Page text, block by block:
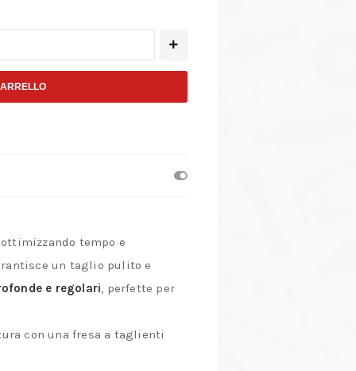
tempo e
un taglio pulito e
e regolari, perfette per
con una fresa a taglienti